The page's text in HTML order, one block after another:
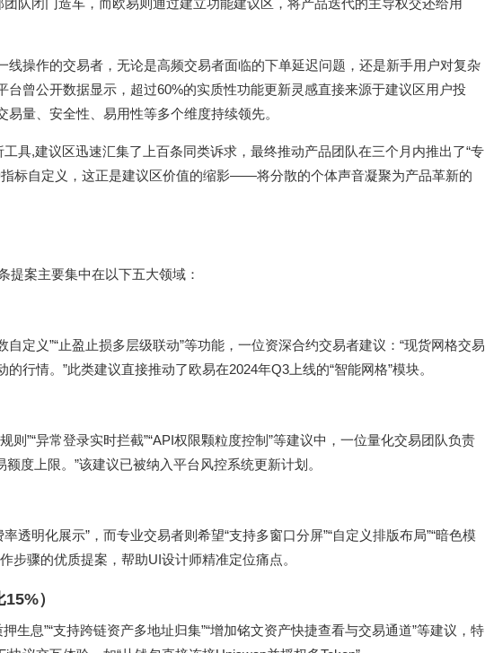
操作的交易者，无论是高频交易者面临的下单延迟问题，还是新手用户对复杂
曾公开数据显示，超过60%的实质性功能更新灵感直接来源于建议区用户投
量、安全性、易用性等多个维度持续领先。
具,建议区迅速汇集了上百条同类诉求，最终推动产品团队在三个月内推出了“专
标自定义，这正是建议区价值的缩影——将分散的个体声音凝聚为产品革新的
提案主要集中在以下五大领域：
定义”“止盈止损多层级联动”等功能，一位资深合约交易者建议：“现货网格交易
行情。”此类建议直接推动了欧易在2024年Q3上线的“智能网格”模块。
”“异常登录实时拦截”“API权限颗粒度控制”等建议中，一位量化交易团队负责
度上限。”该建议已被纳入平台风控系统更新计划。
透明化展示”，而专业交易者则希望“支持多窗口分屏”“自定义排版布局”“暗色模
步骤的优质提案，帮助UI设计师精准定位痛点。
）
生息”“支持跨链资产多地址归集”“增加铭文资产快捷查看与交易通道”等建议，特